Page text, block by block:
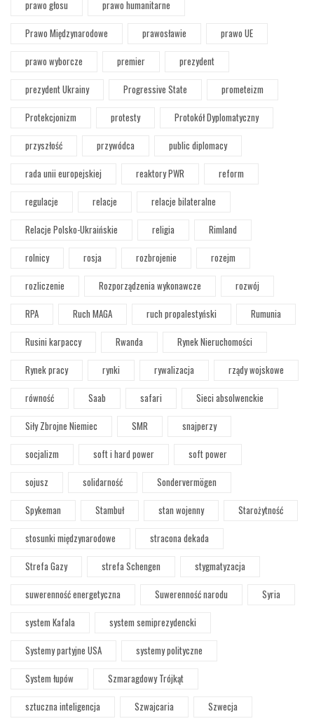
prawo głosu
prawo humanitarne
Prawo Międzynarodowe
prawosławie
prawo UE
prawo wyborcze
premier
prezydent
prezydent Ukrainy
Progressive State
prometeizm
Protekcjonizm
protesty
Protokół Dyplomatyczny
przyszłość
przywódca
public diplomacy
rada unii europejskiej
reaktory PWR
reform
regulacje
relacje
relacje bilateralne
Relacje Polsko-Ukraińskie
religia
Rimland
rolnicy
rosja rozbrojenie
rozejm
rozliczenie
Rozporządzenia wykonawcze
rozwój
RPA
Ruch MAGA ruch propalestyński
Rumunia
Rusini karpaccy
Rwanda
Rynek Nieruchomości
Rynek pracy
rynki rywalizacja
rządy wojskowe
równość
Saab safari
Sieci absolwenckie
Siły Zbrojne Niemiec
SMR
snajperzy
socjalizm
soft i hard power
soft power
sojusz
solidarność
Sondervermögen
Spykeman
Stambuł stan wojenny
Starożytność
stosunki międzynarodowe
stracona dekada
Strefa Gazy
strefa Schengen
stygmatyzacja
suwerenność energetyczna
Suwerenność narodu
Syria
system Kafala
system semiprezydencki
Systemy partyjne USA
systemy polityczne
System łupów
Szmaragdowy Trójkąt
sztuczna inteligencja
Szwajcaria
Szwecja